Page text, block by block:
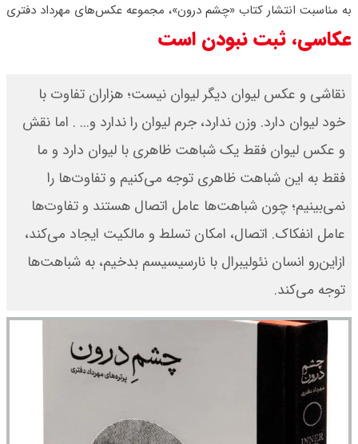
به مناسبت انتشار کتاب «چشم درون»، مجموعه عکس‌های مهرداد دفتری
عکاسی، ثبت نبودن است
نقاشی و عکس لیوان دیگر لیوان نیست؛ هزاران تفاوت با
خود لیوان دارد. وزن ندارد، جرم لیوان را ندارد و... . اما نقش
و عکس لیوان فقط یک شباهت ظاهری با لیوان دارد و ما
فقط به این شباهت ظاهری توجه می‌کنیم و تفاوت‌ها را
نمی‌بینیم؛ چون شباهت‌ها عامل اتصال هستند و تفاوت‌ها
عامل انفکاک. اتصال، امکان تسلط و مالکیت ایجاد می‌کند،
از‌این‌رو انسان نئولیبرال با نارسیسیسم بدخیم، به شباهت‌ها
توجه می‌کند.